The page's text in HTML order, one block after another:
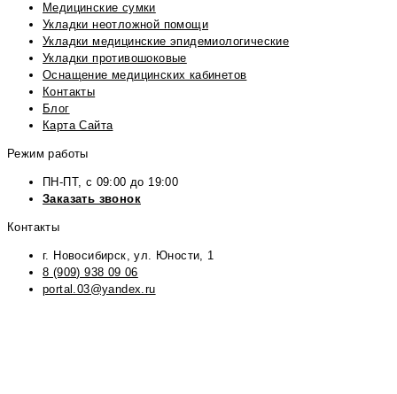
Медицинские сумки
Укладки неотложной помощи
Укладки медицинские эпидемиологические
Укладки противошоковые
Оснащение медицинских кабинетов
Контакты
Блог
Карта Сайта
Режим работы
ПН-ПТ, с 09:00 до 19:00
Заказать звонок
Контакты
г. Новосибирск, ул. Юности, 1
8 (909) 938 09 06
portal.03@yandex.ru